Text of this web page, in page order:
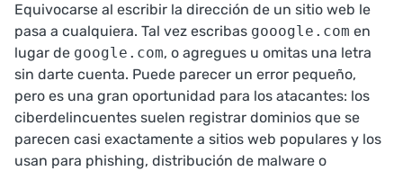
Equivocarse al escribir la dirección de un sitio web le
pasa a cualquiera. Tal vez escribas gooogle.com en
lugar de google.com, o agregues u omitas una letra
sin darte cuenta. Puede parecer un error pequeño,
pero es una gran oportunidad para los atacantes: los
ciberdelincuentes suelen registrar dominios que se
parecen casi exactamente a sitios web populares y los
usan para phishing, distribución de malware o